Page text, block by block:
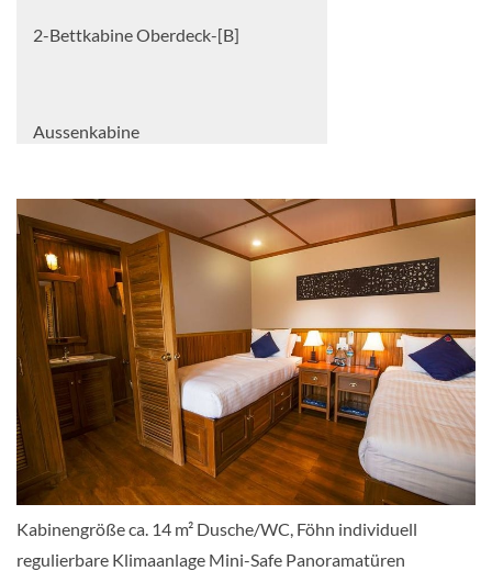
2-Bettkabine Oberdeck-[B]
Aussenkabine
Kabinengröße ca. 14 m² Dusche/WC, Föhn individuell
regulierbare Klimaanlage Mini-Safe Panoramatüren